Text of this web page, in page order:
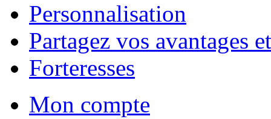
Personnalisation
Partagez vos avantages
Forteresses
Mon compte